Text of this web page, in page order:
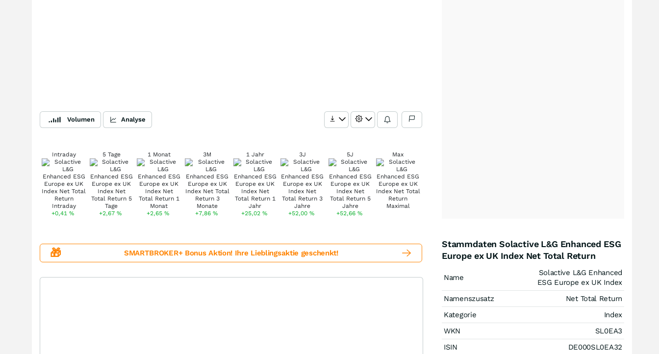
Volumen Analyse
Intraday
+0,41%
5 Tage
+2,67%
1 Monat
+2,65%
3M
+7,86 %
1 Jahr
+25,02 %
3J
+52,00%
5J
+52,66 %
Max
🎁 SMARTBROKER+ Bonus Aktion! Ihre Lieblingsaktie geschenkt!
Stammdaten Solactive L&G Enhanced ESG
Europe ex UK Index Net Total Return
Name
Solactive L&G Enhanced
ESG Europe ex UK Index
Namenszusatz
Net Total Return
Kategorie
Index
WKN
SL0EA3
ISIN
DE000SL0EA32